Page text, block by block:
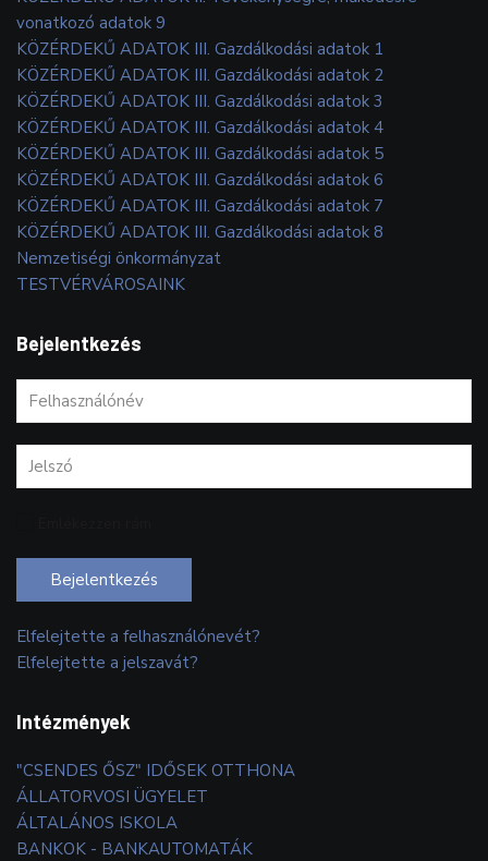
vonatkozó adatok 9
KÖZÉRDEKŰ ADATOK III. Gazdálkodási adatok 1
KÖZÉRDEKŰ ADATOK III. Gazdálkodási adatok 2
KÖZÉRDEKŰ ADATOK III. Gazdálkodási adatok 3
KÖZÉRDEKŰ ADATOK III. Gazdálkodási adatok 4
KÖZÉRDEKŰ ADATOK III. Gazdálkodási adatok 5
KÖZÉRDEKŰ ADATOK III. Gazdálkodási adatok 6
KÖZÉRDEKŰ ADATOK III. Gazdálkodási adatok 7
KÖZÉRDEKŰ ADATOK III. Gazdálkodási adatok 8
Nemzetiségi önkormányzat
TESTVÉRVÁROSAINK
Bejelentkezés
Bejelentkezés
Elfelejtette a felhasználónevét?
Elfelejtette a jelszavát?
Intézmények
"CSENDES ŐSZ" IDŐSEK OTTHONA
ÁLLATORVOSI ÜGYELET
ÁLTALÁNOS ISKOLA
BANKOK - BANKAUTOMATÁK